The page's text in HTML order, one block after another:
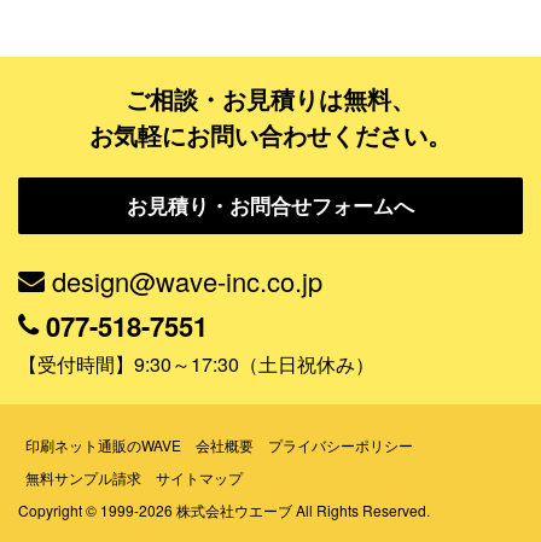
ジャンルで探す
飲食店・カフェ
学校・塾・習い事
コンサート・ライブ・演劇
活用シーンで探す
ご相談・お見積りは無料、
お気軽にお問い合わせください。
お見積り・お問合せフォームへ
design@wave-inc.co.jp
077-518-7551
【受付時間】9:30～17:30（土日祝休み）
印刷ネット通販のWAVE 会社概要
プライバシーポリシー
無料サンプル請求
サイトマップ
Copyright © 1999-2026 株式会社ウエーブ All Rights Reserved.